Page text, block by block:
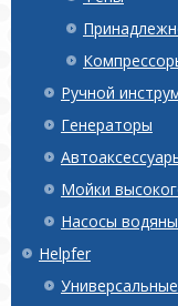
Ручной
Генераторы
Мойки
Насосы
Helpfer